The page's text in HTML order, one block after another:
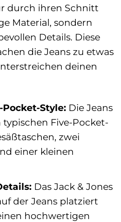
durch ihren Schnitt
Material, sondern
Details. Diese
die Jeans zu etwas
deinen
Pocket-Style:Die Jeans
Five-Pocket-
zwei
einer kleinen
Das Jack & Jones
der Jeans platziert
hochwertigen